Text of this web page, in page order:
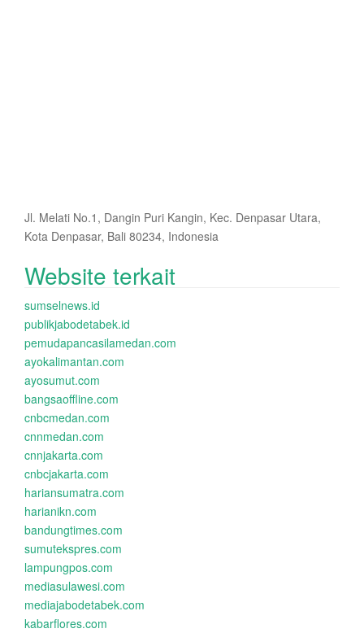
Jl. Melati No.1, Dangin Puri Kangin, Kec. Denpasar Utara,
Kota Denpasar, Bali 80234, Indonesia
Website terkait
sumselnews.id
publikjabodetabek.id
pemudapancasilamedan.com
ayokalimantan.com
ayosumut.com
bangsaoffline.com
cnbcmedan.com
cnnmedan.com
cnnjakarta.com
cnbcjakarta.com
hariansumatra.com
harianikn.com
bandungtimes.com
sumutekspres.com
lampungpos.com
mediasulawesi.com
mediajabodetabek.com
kabarflores.com